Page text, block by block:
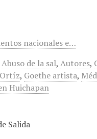
nacionales e…
Abuso de la sal,Autores,
, Goethe artista,
Huichapan
Salida